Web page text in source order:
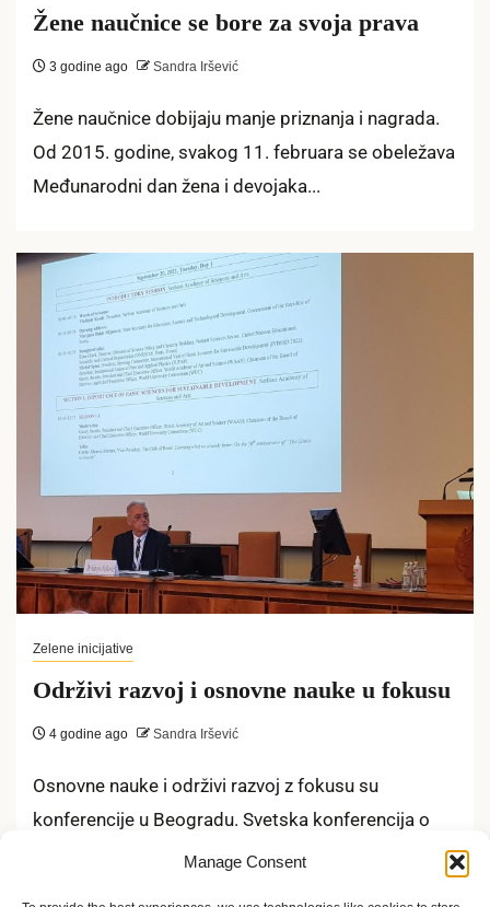
Manage Consent
Žene naučnice se bore za svoja prava
3 godine ago Sandra Iršević
Žene naučnice dobijaju manje priznanja i nagrada.
Od 2015. godine, svakog 11. februara se obeležava
Međunarodni dan žena i devojaka...
Zelene inicijative
Održivi razvoj i osnovne nauke u fokusu
4 godine ago Sandra Iršević
Osnovne nauke i održivi razvoj z fokusu su
konferencije u Beogradu. Svetska konferencija o
osnovnim naukama i održivom razvoju svečano...